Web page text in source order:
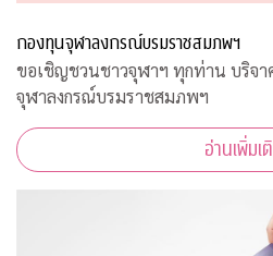
กองทุนจุฬาลงกรณ์บรมราชสมภพฯ
ขอเชิญชวนชาวจุฬาฯ ทุกท่าน บริจา
จุฬาลงกรณ์บรมราชสมภพฯ
อ่านเพิ่มเ